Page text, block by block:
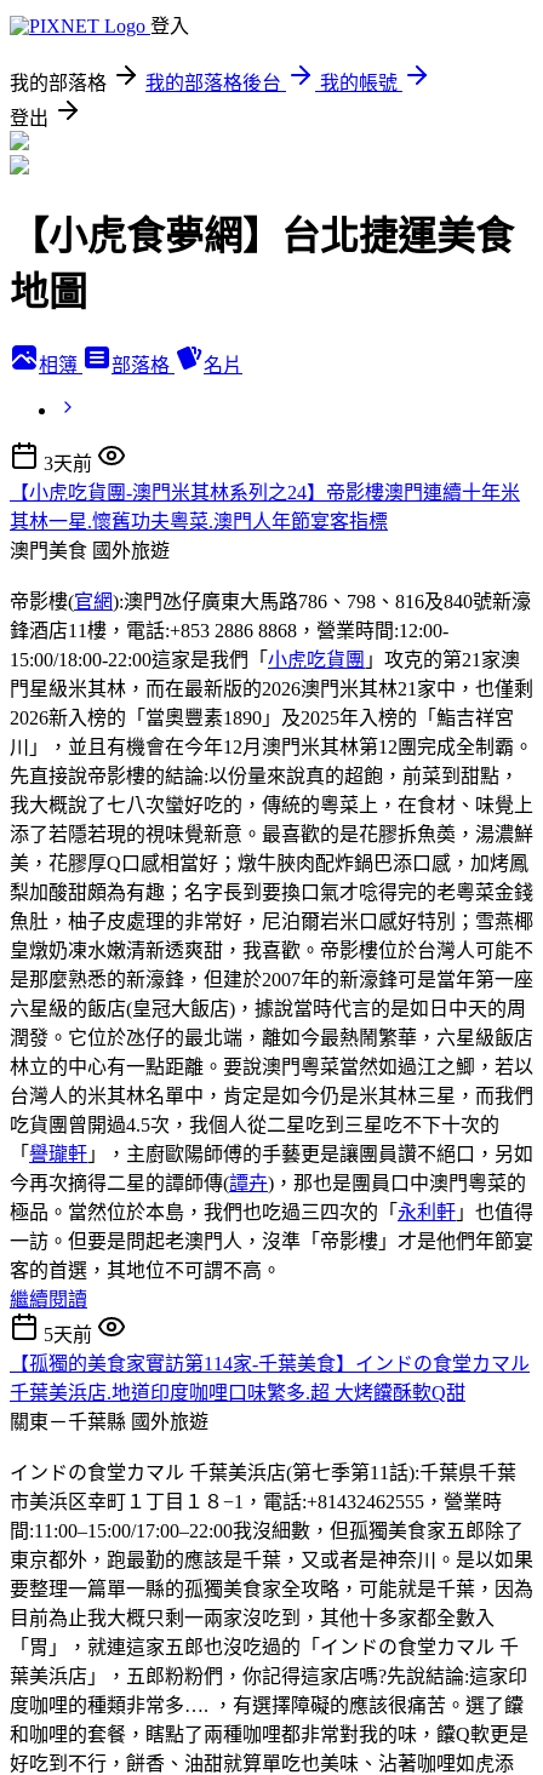
登入
我的部落格 我的部落格後台
我的帳號
登出
【小虎食夢網】台北捷運美食
地圖
相簿 部落格 名片
3天前
【小虎吃貨團-澳門米其林系列之24】帝影樓澳門連續十年米
其林一星.懷舊功夫粵菜.澳門人年節宴客指標
澳門美食 國外旅遊
帝影樓(官網):澳門氹仔廣東大馬路786、798、816及840號新濠
鋒酒店11樓，電話:+853 2886 8868，營業時間:12:00-
15:00/18:00-22:00這家是我們「 小虎吃貨團 」攻克的第21家澳
門星級米其林，而在最新版的2026澳門米其林21家中，也僅剩
2026新入榜的「當奧豐素1890」及2025年入榜的「鮨吉祥宮
川」，並且有機會在今年12月澳門米其林第12團完成全制霸。
先直接說帝影樓的結論:以份量來說真的超飽，前菜到甜點，
我大概說了七八次蠻好吃的，傳統的粵菜上，在食材、味覺上
添了若隱若現的視味覺新意。最喜歡的是花膠拆魚𡙡，湯濃鮮
美，花膠厚Q口感相當好；燉牛脥肉配炸鍋巴添口感，加烤鳳
梨加酸甜頗為有趣；名字長到要換口氣才唸得完的老粵菜金錢
魚肚，柚子皮處理的非常好，尼泊爾岩米口感好特別；雪燕椰
皇燉奶凍水嫩清新透爽甜，我喜歡。帝影樓位於台灣人可能不
是那麼熟悉的新濠鋒，但建於2007年的新濠鋒可是當年第一座
六星級的飯店(皇冠大飯店)，據說當時代言的是如日中天的周
潤發。它位於氹仔的最北端，離如今最熱鬧繁華，六星級飯店
林立的中心有一點距離。要說澳門粵菜當然如過江之鯽，若以
台灣人的米其林名單中，肯定是如今仍是米其林三星，而我們
吃貨團曾開過4.5次，我個人從二星吃到三星吃不下十次的
「 譽瓏軒 」，主廚歐陽師傅的手藝更是讓團員讚不絕口，另如
今再次摘得二星的譚師傳(譚卉)，那也是團員口中澳門粵菜的
極品。當然位於本島，我們也吃過三四次的「 永利軒 」也值得
一訪。但要是問起老澳門人，沒準「帝影樓」才是他們年節宴
客的首選，其地位不可謂不高。
繼續閱讀
5天前
【孤獨的美食家實訪第114家-千葉美食】インドの食堂カマル
千葉美浜店.地道印度咖哩口味繁多.超 大烤饢酥軟Q甜
關東－千葉縣 國外旅遊
インドの食堂カマル 千葉美浜店(第七季第11話):千葉県千葉
市美浜区幸町１丁目１８−1，電話:+81432462555，營業時
間:11:00–15:00/17:00–22:00我沒細數，但孤獨美食家五郎除了
東京都外，跑最勤的應該是千葉，又或者是神奈川。是以如果
要整理一篇單一縣的孤獨美食家全攻略，可能就是千葉，因為
目前為止我大概只剩一兩家沒吃到，其他十多家都全數入
「胃」，就連這家五郎也沒吃過的「インドの食堂カマル 千
葉美浜店」，五郎粉粉們，你記得這家店嗎?先說結論:這家印
度咖哩的種類非常多…. ，有選擇障礙的應該很痛苦。選了饢
和咖哩的套餐，瞎點了兩種咖哩都非常對我的味，饢Q軟更是
好吃到不行，餅香、油甜就算單吃也美味、沾著咖哩如虎添